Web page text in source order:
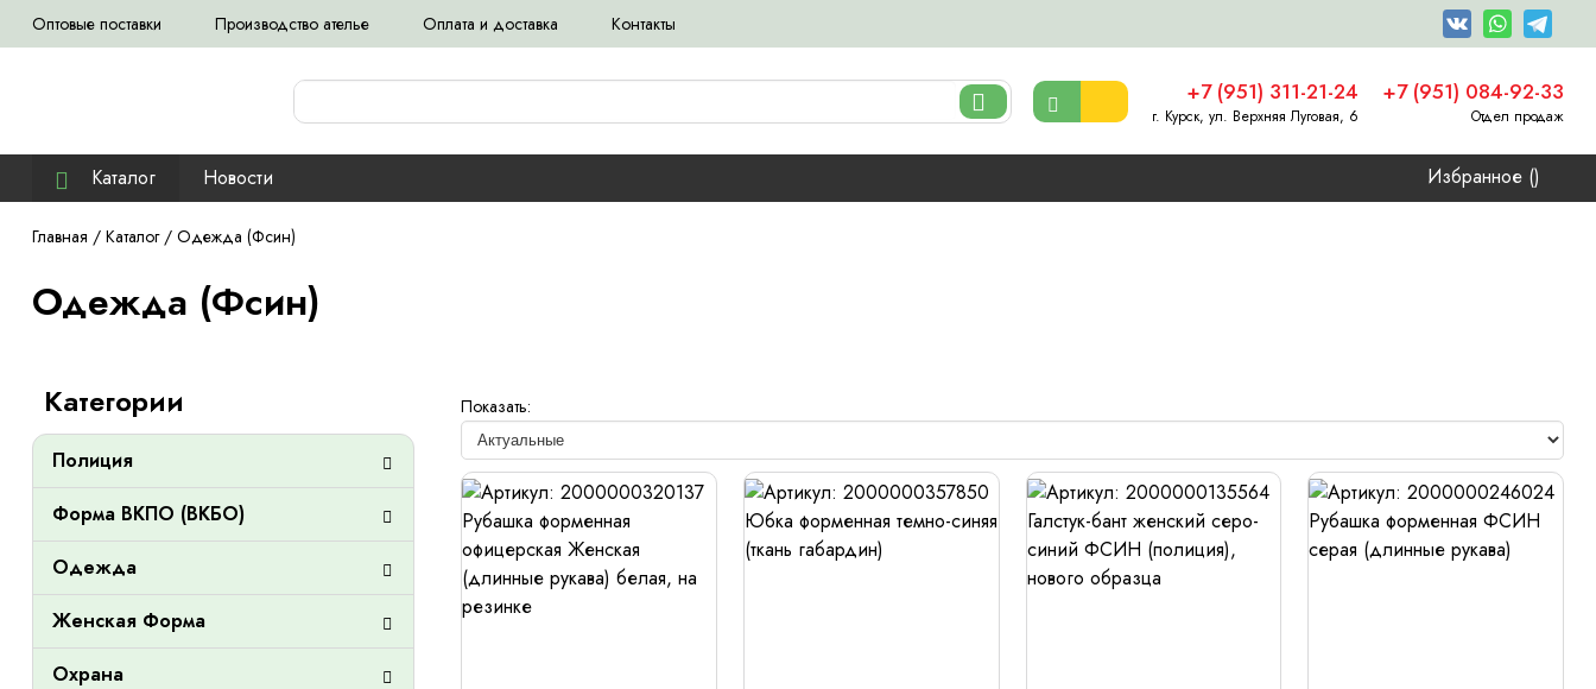
Оптовые поставки Производство ателье Оплата и доставка Контакты
+7 (951) 311-21-24
г. Курск, ул. Верхняя Луговая, 6
+7 (951) 084-92-33
Отдел продаж
Каталог Новости Избранное ()
Главная / Каталог / Одежда (Фсин)
Одежда (Фсин)
Категории
Полиция
Форма ВКПО (ВКБО)
Одежда
Женская Форма
Охрана
Показать: